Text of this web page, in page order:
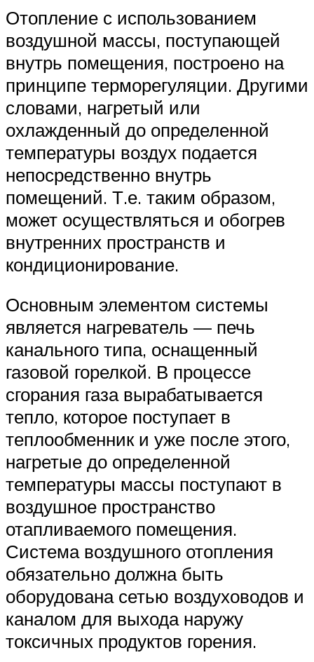
Отопление с использованием
воздушной массы, поступающей
внутрь помещения, построено на
принципе терморегуляции. Другими
словами, нагретый или
охлажденный до определенной
температуры воздух подается
непосредственно внутрь
помещений. Т.е. таким образом,
может осуществляться и обогрев
внутренних пространств и
кондиционирование.
Основным элементом системы
является нагреватель — печь
канального типа, оснащенный
газовой горелкой. В процессе
сгорания газа вырабатывается
тепло, которое поступает в
теплообменник и уже после этого,
нагретые до определенной
температуры массы поступают в
воздушное пространство
отапливаемого помещения.
Система воздушного отопления
обязательно должна быть
оборудована сетью воздуховодов и
каналом для выхода наружу
токсичных продуктов горения.